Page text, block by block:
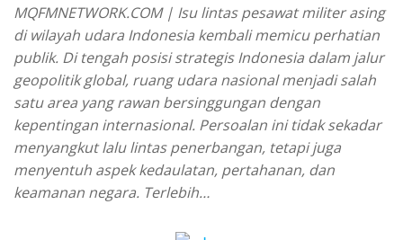
MQFMNETWORK.COM | Isu lintas pesawat militer asing
di wilayah udara Indonesia kembali memicu perhatian
publik. Di tengah posisi strategis Indonesia dalam jalur
geopolitik global, ruang udara nasional menjadi salah
satu area yang rawan bersinggungan dengan
kepentingan internasional. Persoalan ini tidak sekadar
menyangkut lalu lintas penerbangan, tetapi juga
menyentuh aspek kedaulatan, pertahanan, dan
keamanan negara. Terlebih…